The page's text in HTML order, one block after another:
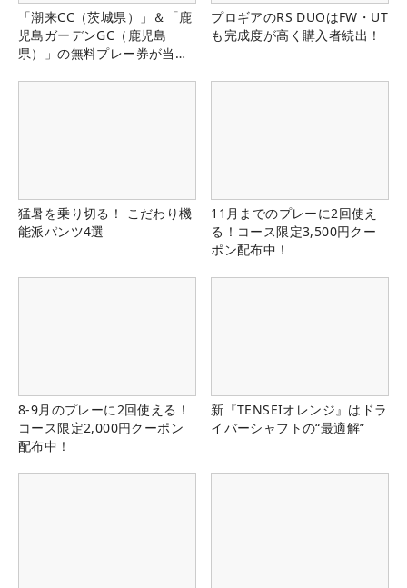
「潮来CC（茨城県）」＆「鹿
児島ガーデンGC（鹿児島
県）」の無料プレー券が当た
プロギアのRS DUOはFW・UT
も完成度が高く購入者続出！
猛暑を乗り切る！ こだわり機
能派パンツ4選
11月までのプレーに2回使え
る！コース限定3,500円クー
ポン配布中！
8-9月のプレーに2回使える！
コース限定2,000円クーポン
配布中！
新『TENSEIオレンジ』はドラ
イバーシャフトの“最適解”